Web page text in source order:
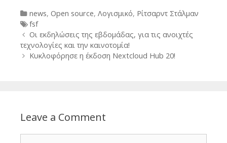
Categories
news, Open source, Λογισμικό, Ρίτσαρντ Στάλμαν
Tags
fsf
Post
navigation
Οι εκδηλώσεις της εβδομάδας, για τις ανοιχτές
τεχνολογίες και την καινοτομία!
Κυκλοφόρησε η έκδοση Nextcloud Hub 20!
Leave a Comment